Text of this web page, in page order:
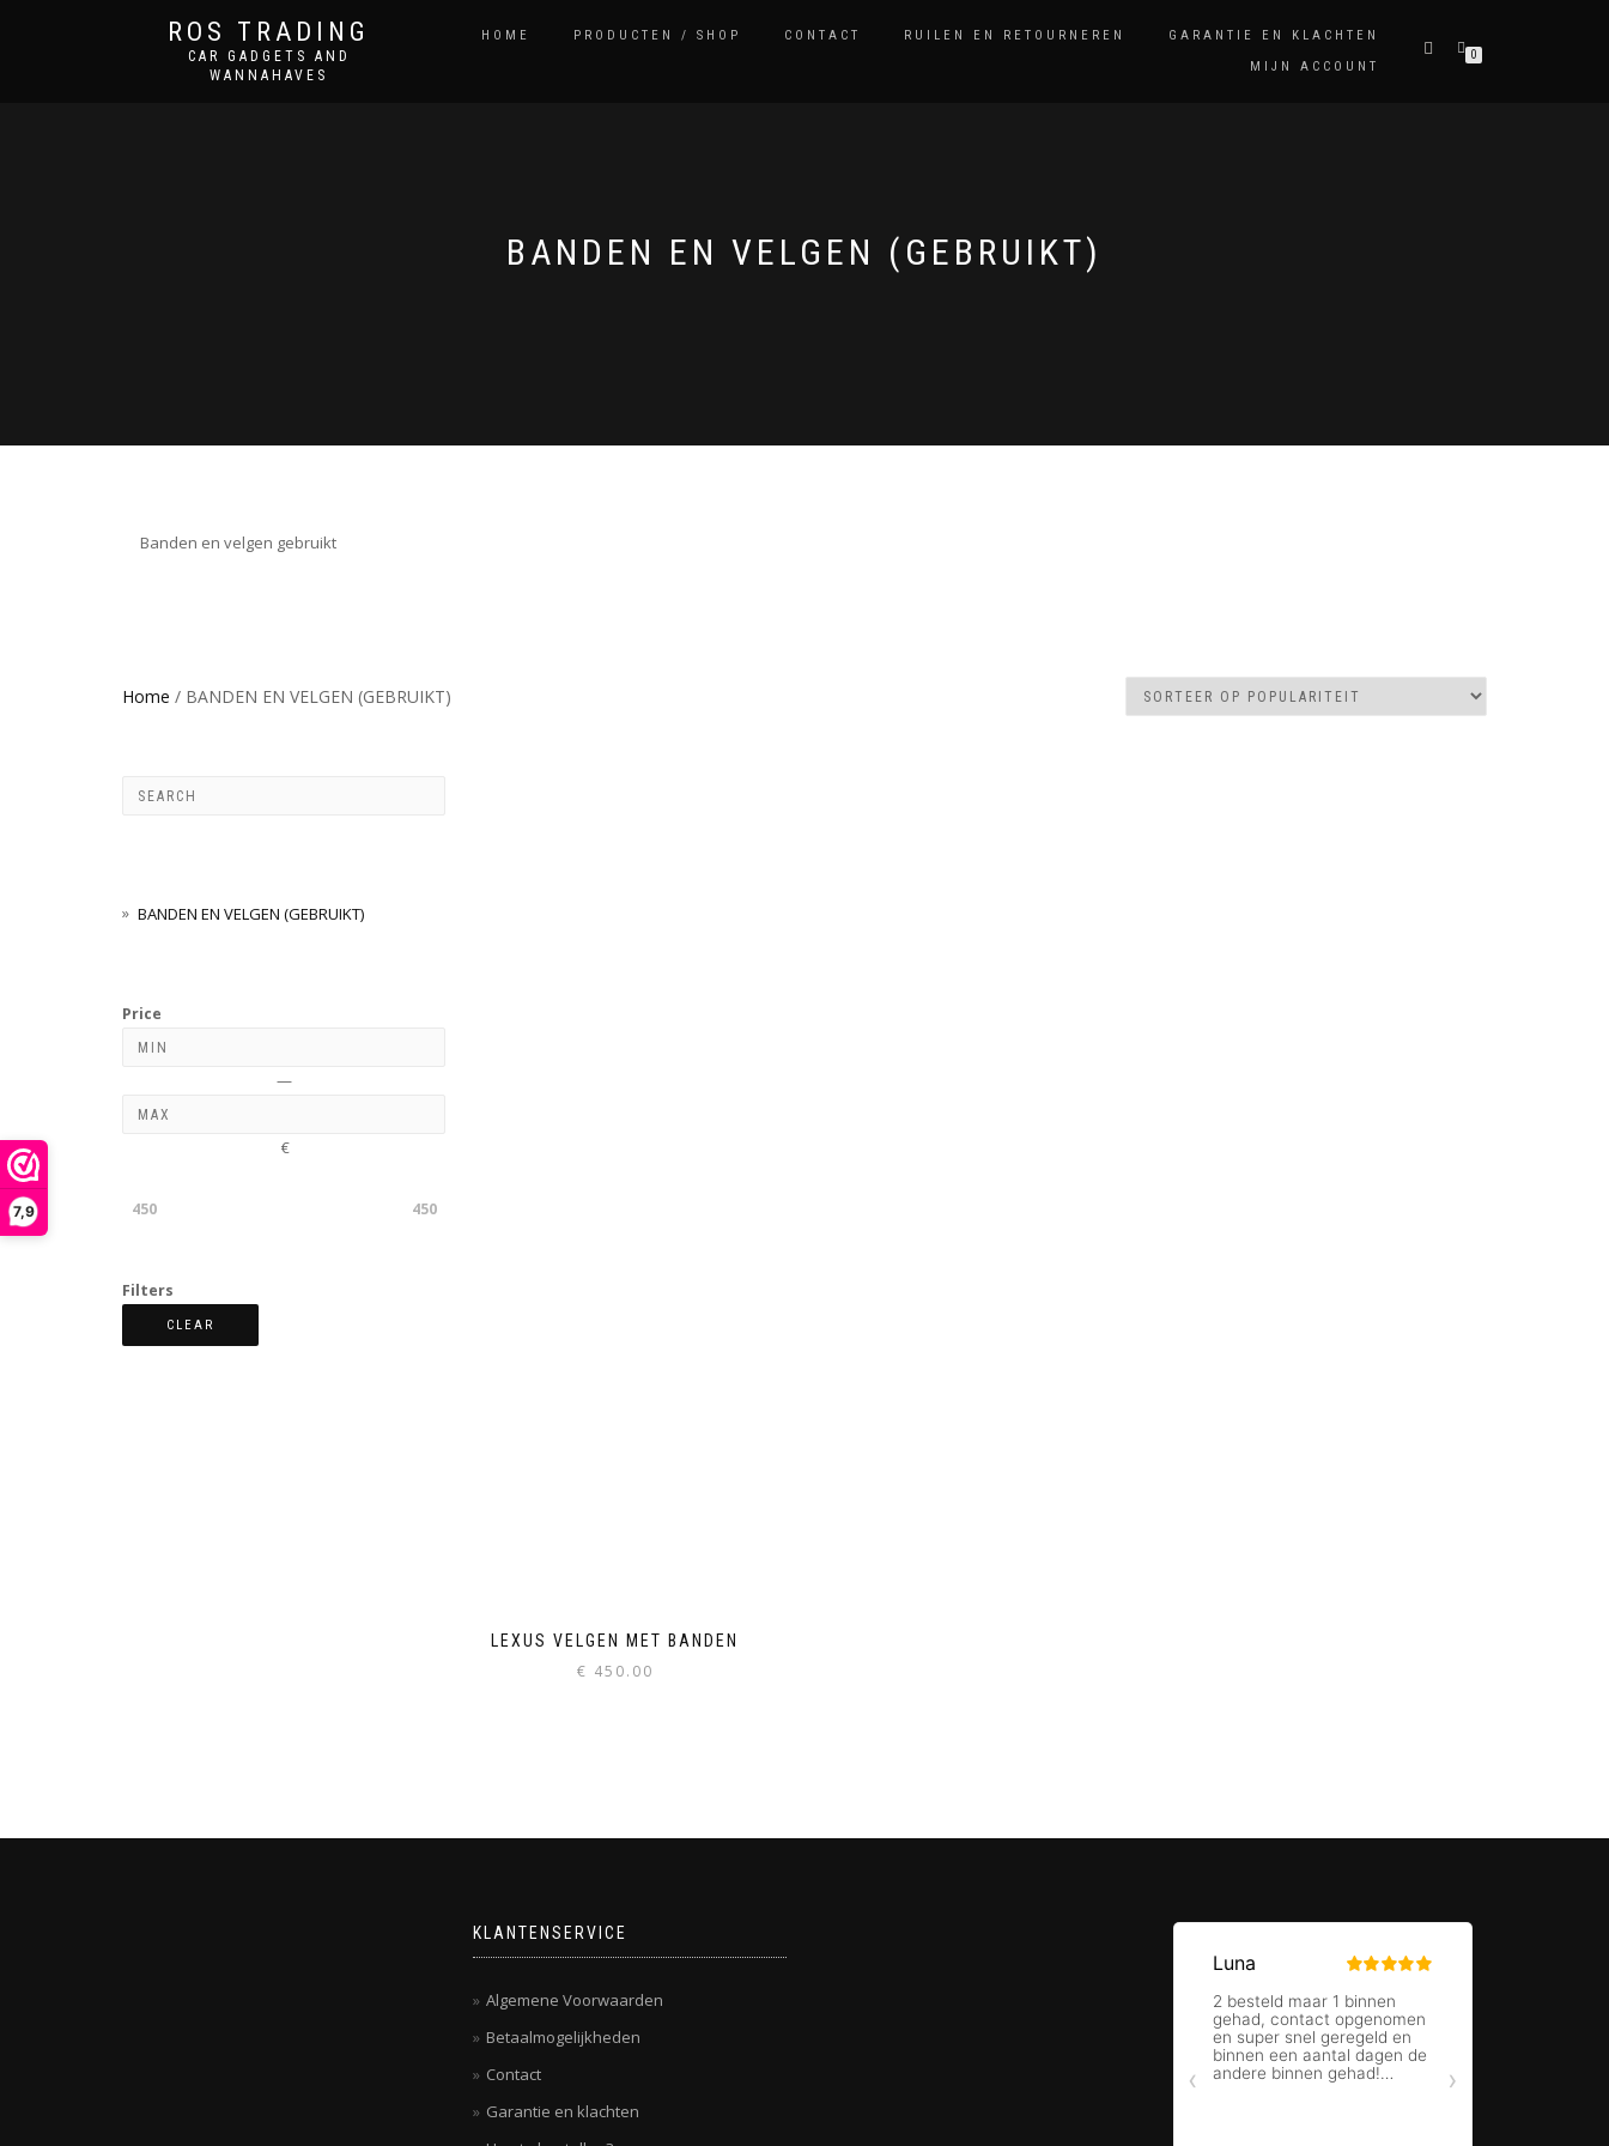
7,9
ROS TRADING
CAR GADGETS AND
WANNAHAVES
HOME PRODUCTEN / SHOP CONTACT RUILEN EN RETOURNEREN
GARANTIE EN KLACHTEN
MIJN ACCOUNT
0
BANDEN EN VELGEN (GEBRUIKT)
Banden en velgen gebruikt
Home / BANDEN EN VELGEN (GEBRUIKT)
LEXUS VELGEN MET BANDEN
€ 450.00
BANDEN EN VELGEN (GEBRUIKT)
Price
—
€
450 450
Filters
CLEAR
KLANTENSERVICE
Algemene Voorwaarden
Betaalmogelijkheden
Contact
Garantie en klachten